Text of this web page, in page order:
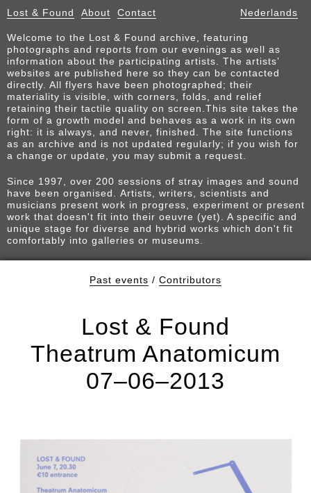
Lost & Found About Contact Nederlands
Welcome to the Lost & Found archive, featuring
photographs and reports from our evenings as well as
information about the participating artists. The artists’
websites are published here so they can be contacted
directly. All flyers have been photographed; their
materiality is visible, with corners, folds, and relief
retaining their tactile quality on screen.This site takes the
form of a growth model and behaves as a work in its own
right: it is always, and never, finished. The site functions
as an archive and is not updated regularly; if you wish for
a change or update, you may submit a request.
Since 1997, over 200 sessions of stray images and sound
have been organised. Artists, writers, scientists and
musicians present work in progress, experiment or present
work that doesn't fit into their oeuvre (yet). A specific and
unique stage for diverse and hybrid works which don't fit
comfortably into galleries or museums.
Past events / Contributors
Lost & Found
Theatrum Anatomicum
07–06–2013